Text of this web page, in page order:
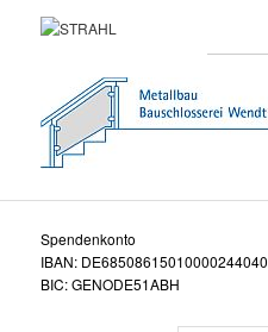
Spendenkonto
IBAN: DE68508615010000244040
BIC: GENODE51ABH